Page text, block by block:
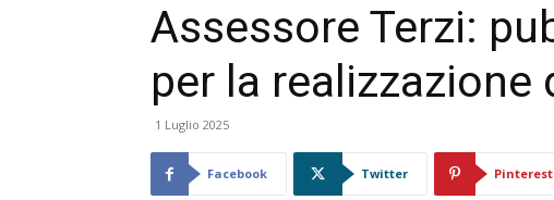
Assessore Terzi:
per la realizzazione
1 Luglio 2025
Facebook Twitter Pinterest